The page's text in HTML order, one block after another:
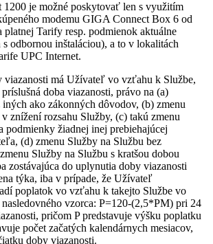
1200 je možné poskytovať len s využitím
modemu GIGA Connect Box 6 od
Tarify resp. podmienok aktuálne
s odbornou inštaláciou), a to v lokalitách
UPC Internet.
viazanosti má Užívateľ vo vzťahu k Službe,
doba viazanosti, právo na (a)
ako zákonných dôvodov, (b) zmenu
znížení rozsahu Služby, (c) takú zmenu
podmienky žiadnej inej prebiehajúcej
(d) zmenu Služby na Službu bez
Služby na Službu s kratšou dobou
zostávajúca do uplynutia doby viazanosti
týka, iba v prípade, že Užívateľ
poplatok vo vzťahu k takejto Službe vo
vzorca: P=120-(2,5*PM) pri 24
pričom P predstavuje výšku poplatku
počet začatých kalendárnych mesiacov,
doby viazanosti.